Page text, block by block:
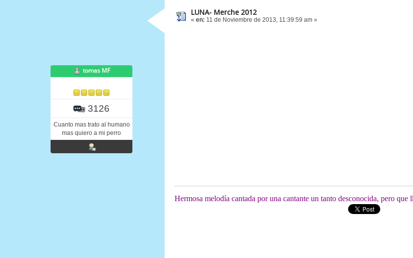
tomas MF
3126
Cuanto mas trato al humano
mas quiero a mi perro
LUNA- Merche 2012
« en: 11 de Noviembre de 2013, 11:39:59 am »
Hermosa melodía cantada por una cantante un tanto desconocida, pero